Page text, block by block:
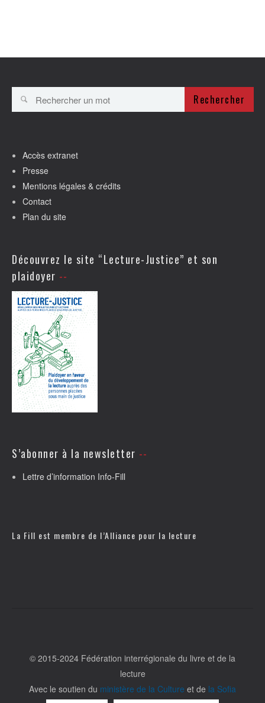
Rechercher
Accès extranet
Presse
Mentions légales & crédits
Contact
Plan du site
Découvrez le site “Lecture-Justice” et son
plaidoyer
S’abonner à la newsletter
Lettre d’information Info-Fill
La Fill est membre de l’Alliance pour la lecture
© 2015-2024 Fédération interrégionale du livre et de la
lecture
Avec le soutien du ministère de la Culture et de la Sofia